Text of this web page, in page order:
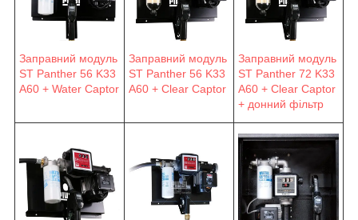
Заправний модуль
ST Panther 56 K33
A60 + Water Captor
Заправний модуль
ST Panther 56 K33
A60 + Clear Captor
Заправний модуль
ST Panther 72 K33
A60 + Clear Captor
+ донний фільтр